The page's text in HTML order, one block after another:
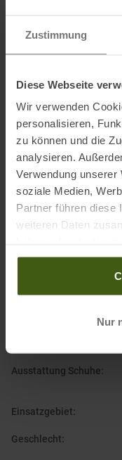
Zustimmung
Diese Webseite
Wir verwenden
personalisieren,
zu können und die
analysieren.
Verwendung
soziale Medien,
Partner führen diese
weiteren Daten
gesammelt haben.
Nur
Futter: Mesh.
Informationen zu EU
Name des Herstellers:
Postanschrift des
Fiemme, IT
Ausstattung Schuhe:
Einsatzgebiet:
Geschlecht: